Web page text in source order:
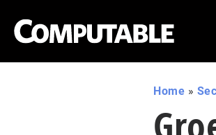
Home »